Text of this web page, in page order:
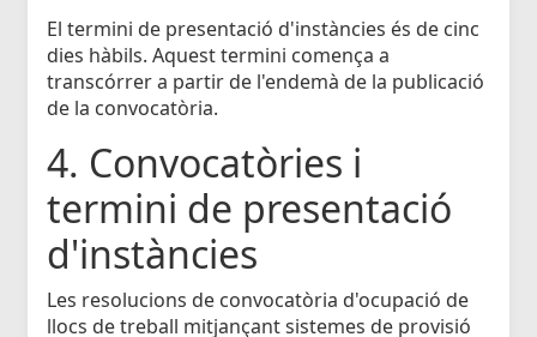
El termini de presentació d'instàncies és de cinc
dies hàbils. Aquest termini comença a
transcórrer a partir de l'endemà de la publicació
de la convocatòria.
4. Convocatòries i
termini de presentació
d'instàncies
Les resolucions de convocatòria d'ocupació de
llocs de treball mitjançant sistemes de provisió